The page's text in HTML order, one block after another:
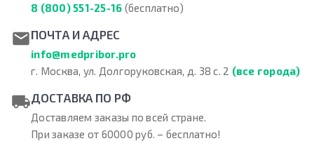
8 (800) 551-25-16 (бесплатно)
ПОЧТА И АДРЕС
info@medpribor.pro
г. Москва, ул. Долгоруковская, д. 38 с. 2 (все города)
ДОСТАВКА ПО РФ
Доставляем заказы по всей стране.
При заказе от 60000 руб. – бесплатно!